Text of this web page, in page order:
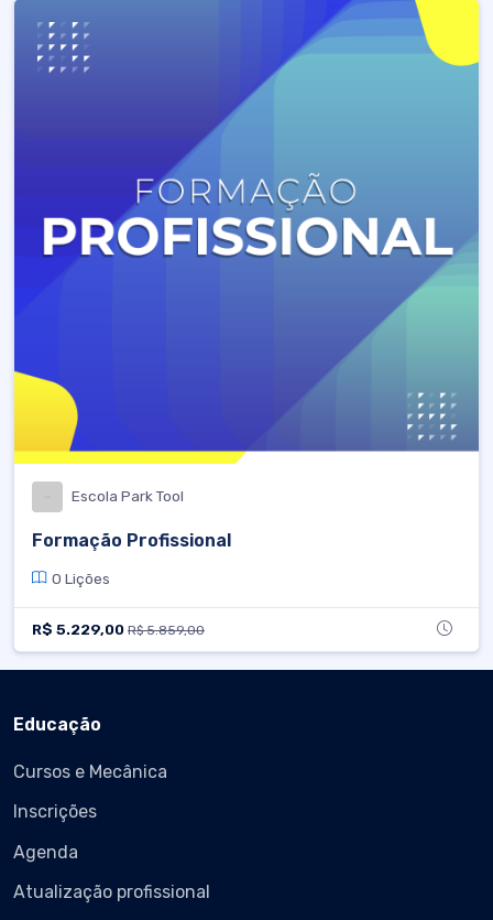
Escola Park Tool
Formação Profissional
0 Lições
R$ 5.229,00 R$ 5.859,00
Educação
Cursos e Mecânica
Inscrições
Agenda
Atualização profissional